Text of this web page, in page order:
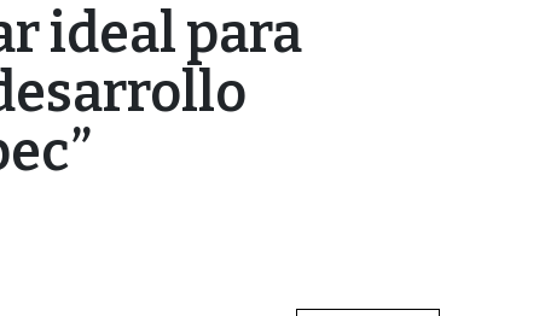
ideal para